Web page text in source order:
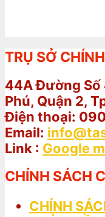
TRỤ SỞ CHÍNH
44A Đường Số
Phú, Quận 2,
Điện thoại:
Email:
Link : Google
CHÍNH SÁCH
CHÍNH